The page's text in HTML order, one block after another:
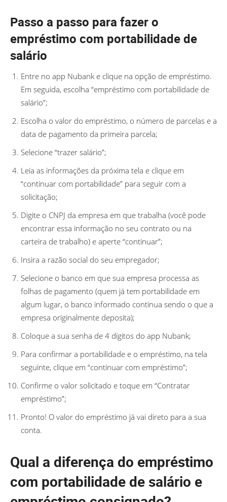
Passo a passo para fazer o
empréstimo com portabilidade de
salário
Entre no app Nubank e clique na opção de empréstimo.
Em seguida, escolha “empréstimo com portabilidade de
salário”;
Escolha o valor do empréstimo, o número de parcelas e a
data de pagamento da primeira parcela;
Selecione “trazer salário”;
Leia as informações da próxima tela e clique em
“continuar com portabilidade” para seguir com a
solicitação;
Digite o CNPJ da empresa em que trabalha (você pode
encontrar essa informação no seu contrato ou na
carteira de trabalho) e aperte “continuar”;
Insira a razão social do seu empregador;
Selecione o banco em que sua empresa processa as
folhas de pagamento (quem já tem portabilidade em
algum lugar, o banco informado continua sendo o que a
empresa originalmente deposita);
Coloque a sua senha de 4 dígitos do app Nubank;
Para confirmar a portabilidade e o empréstimo, na tela
seguinte, clique em “continuar com empréstimo”;
Confirme o valor solicitado e toque em “Contratar
empréstimo”;
Pronto! O valor do empréstimo já vai direto para a sua
conta.
Qual a diferença do empréstimo
com portabilidade de salário e